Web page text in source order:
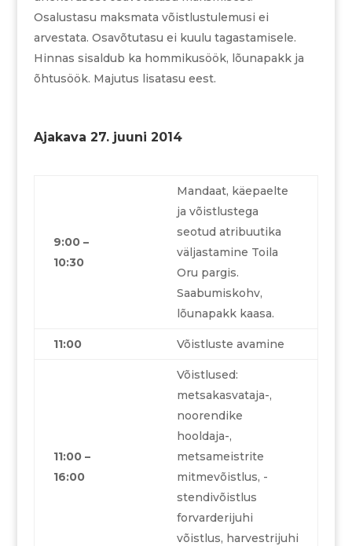
Osalustasu maksmata võistlustulemusi ei
arvestata. Osavõtutasu ei kuulu tagastamisele.
Hinnas sisaldub ka hommikusöök, lõunapakk ja
õhtusöök. Majutus lisatasu eest.
Ajakava 27. juuni 2014
9:00 –
10:30
Mandaat, käepaelte
ja võistlustega
seotud atribuutika
väljastamine Toila
Oru pargis.
Saabumiskohv,
lõunapakk kaasa.
11:00 Võistluste avamine
11:00 –
16:00
Võistlused:
metsakasvataja-,
noorendike
hooldaja-,
metsameistrite
mitmevõistlus, -
stendivõistlus
forvarderijuhi
võistlus, harvestrijuhi